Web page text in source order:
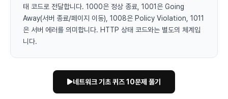
태 코드로 전달합니다. 1000은 정상 종료, 1001은 Going
Away(서버 종료/페이지 이동), 1008은 Policy Violation, 1011
은 서버 에러를 의미합니다. HTTP 상태 코드와는 별도의 체계입
니다.
네트워크 기초 퀴즈 10문제 풀기